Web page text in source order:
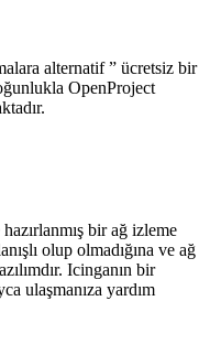
alternatif ” ücretsiz bir
OpenProject
bir ağ izleme
olup olmadığına ve ağ
Icinganın bir
ulaşmanıza yardım